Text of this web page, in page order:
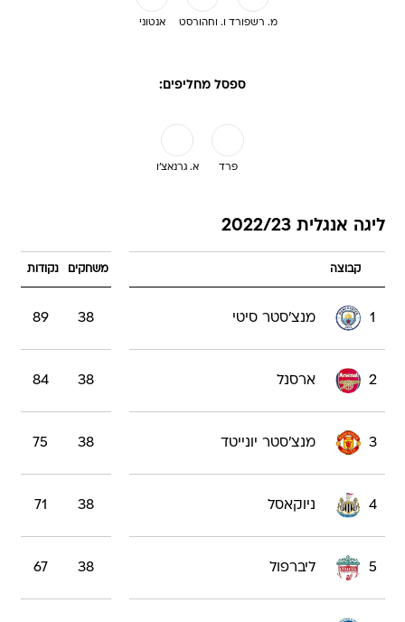
אנטוני ו. וחהורסט מ. רשפורד
ספסל מחליפים:
א. גרנאצ'ו פרד
ליגה אנגלית 2022/23
קבוצה משחקים נקודות
1 מנצ'סטר סיטי 38
89
2 ארסנל 38
84
3 מנצ'סטר יונייטד 38
75
4 ניוקאסל 38
71
5 ליברפול 38
67